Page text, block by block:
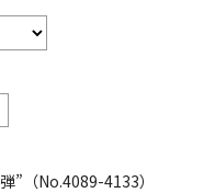
”（No.4089-4133）